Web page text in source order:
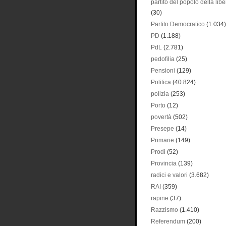
partito del popolo della
(30)
Partito Democratico (1.034)
PD (1.188)
PdL (2.781)
pedofilia (25)
Pensioni (129)
Politica (40.824)
polizia (253)
Porto (12)
povertà (502)
Presepe (14)
Primarie (149)
Prodi (52)
Provincia (139)
radici e valori (3.682)
RAI (359)
rapine (37)
Razzismo (1.410)
Referendum (200)